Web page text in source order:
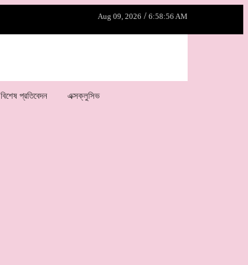
Aug 09, 2026 / 6:58:56 AM
বিশেষ প্রতিবেদন এক্সক্লুসিভ